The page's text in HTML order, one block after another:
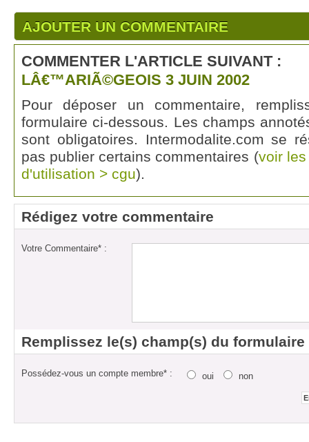
AJOUTER UN COMMENTAIRE
COMMENTER L'ARTICLE SUIVANT :
LÂ€™ARIÃ©GEOIS 3 JUIN 2002
Pour déposer un commentaire,
formulaire ci-dessous. Les champs
sont obligatoires. Intermodalite.com se
pas publier certains commentaires (voir
d'utilisation > cgu).
Rédigez votre commentaire
Votre Commentaire* :
Remplissez le(s) champ(s) du formulaire
Possédez-vous un compte membre* : oui non